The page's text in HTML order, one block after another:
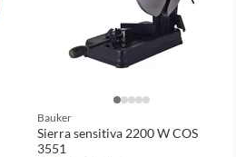
Bauker
Sierra sensitiva 2200 W COS
3551